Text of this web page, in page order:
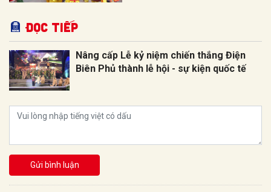
Đọc tiếp
Nâng cấp Lễ kỷ niệm chiến thắng Điện
Biên Phủ thành lễ hội - sự kiện quốc tế
Gửi bình luận